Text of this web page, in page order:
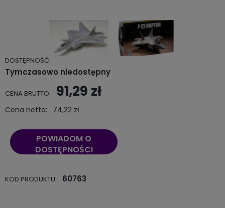
DOSTĘPNOŚĆ:
Tymczasowo niedostępny
CENA BRUTTO: 91,29 zł
Cena netto: 74,22 zł
POWIADOM O
DOSTĘPNOŚCI
KOD PRODUKTU: 60763